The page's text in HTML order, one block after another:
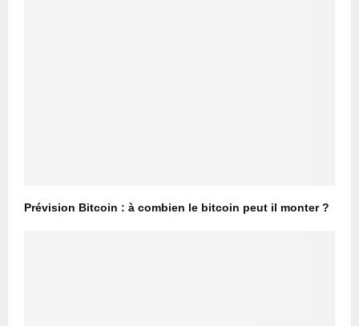
Prévision Bitcoin : à combien le bitcoin peut il monter ?